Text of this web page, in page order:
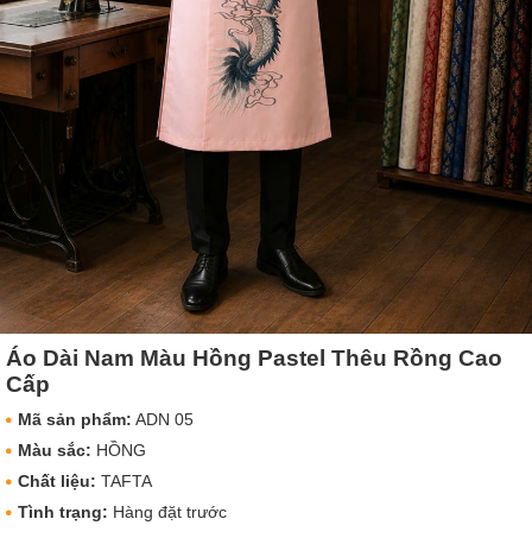
Áo Dài Nam Màu Hồng Pastel Thêu Rồng Cao
Cấp
Mã sản phẩm: ADN 05
Màu sắc: HỒNG
Chất liệu: TAFTA
Tình trạng: Hàng đặt trước